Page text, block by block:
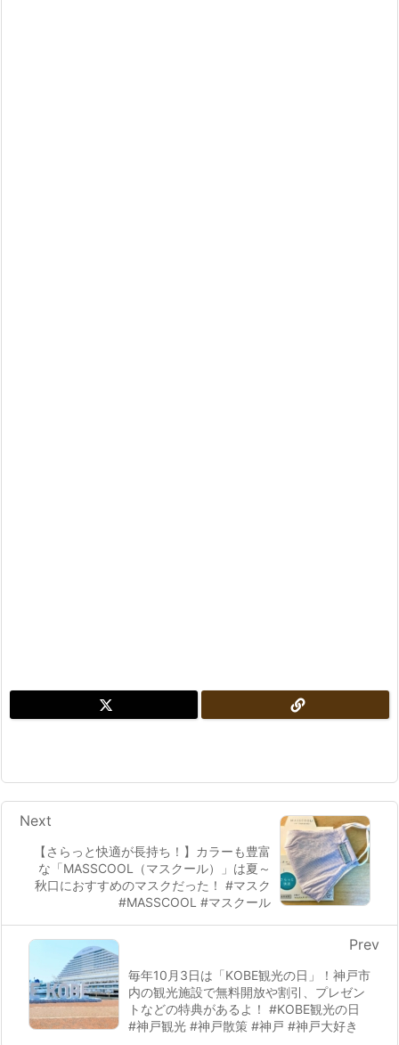
【さらっと快適が長持ち！】カラーも豊富
な「MASSCOOL（マスクール）」は夏～
秋口におすすめのマスクだった！ #マスク
#MASSCOOL #マスクール
Next
毎年10月3日は「KOBE観光の日」！神戸市
内の観光施設で無料開放や割引、プレゼン
トなどの特典があるよ！ #KOBE観光の日
#神戸観光 #神戸散策 #神戸 #神戸大好き
Prev